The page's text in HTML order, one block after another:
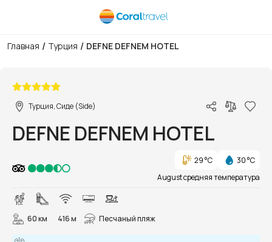
Главная / Турция / DEFNE DEFNEM HOTEL
Турция, Сиде (Side)
DEFNE DEFNEM HOTEL
29 °C
30 °C
August средняя температура
60 км 416 м Песчаный пляж